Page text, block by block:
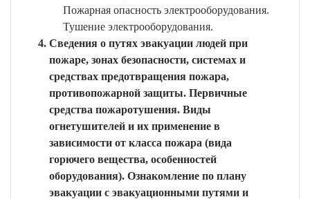
Пожарная опасность электрооборудования.
Тушение электрооборудования.
Сведения о путях эвакуации людей при
пожаре, зонах безопасности, системах и
средствах предотвращения пожара,
противопожарной защиты. Первичные
средства пожаротушения. Виды
огнетушителей и их применение в
зависимости от класса пожара (вида
горючего вещества, особенностей
оборудования). Ознакомление по плану
эвакуации с эвакуационными путями и